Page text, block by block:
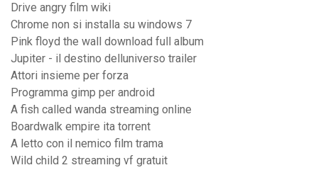
Drive angry film wiki
Chrome non si installa su windows 7
Pink floyd the wall download full album
Jupiter - il destino delluniverso trailer
Attori insieme per forza
Programma gimp per android
A fish called wanda streaming online
Boardwalk empire ita torrent
A letto con il nemico film trama
Wild child 2 streaming vf gratuit